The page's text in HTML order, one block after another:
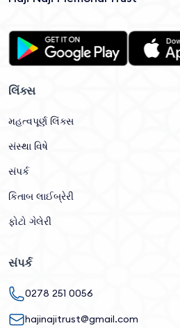
લિંક્સ
મહત્વપૂર્ણ લિંક્સ
સંસ્થા વિષે
સંપર્ક
કિતાબ લાઈબ્રેરી
ફોટો ગેલેરી
સંપર્ક
0278 251 0056
hajinajitrust@gmail.com